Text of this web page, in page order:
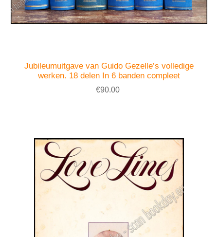
Jubileumuitgave van Guido Gezelle’s volledige
werken. 18 delen In 6 banden compleet
€90.00